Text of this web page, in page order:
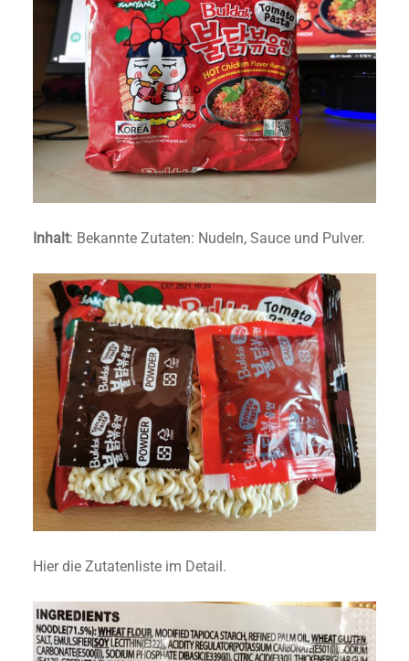
Inhalt: Bekannte Zutaten: Nudeln, Sauce und Pulver.
Hier die Zutatenliste im Detail.